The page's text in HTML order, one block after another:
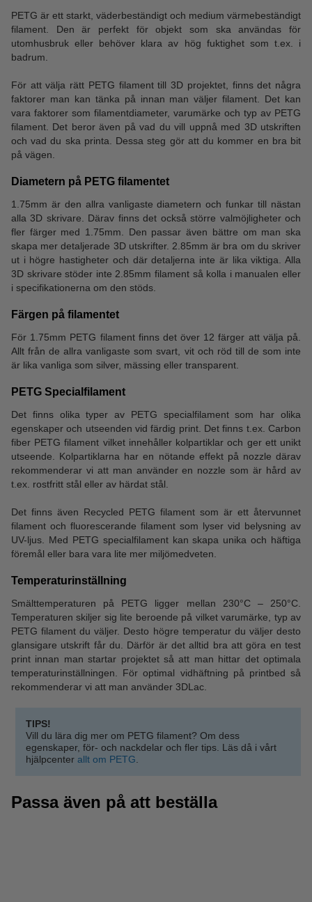
PETG är ett starkt, väderbeständigt och medium värmebeständigt
filament. Den är perfekt för objekt som ska användas för
utomhusbruk eller behöver klara av hög fuktighet som t.ex. i
badrum.
För att välja rätt PETG filament till 3D projektet, finns det några
faktorer man kan tänka på innan man väljer filament. Det kan
vara faktorer som filamentdiameter, varumärke och typ av PETG
filament. Det beror även på vad du vill uppnå med 3D utskriften
och vad du ska printa. Dessa steg gör att du kommer en bra bit
på vägen.
Diametern på PETG filamentet
1.75mm är den allra vanligaste diametern och funkar till nästan
alla 3D skrivare. Därav finns det också större valmöjligheter och
fler färger med 1.75mm. Den passar även bättre om man ska
skapa mer detaljerade 3D utskrifter. 2.85mm är bra om du skriver
ut i högre hastigheter och där detaljerna inte är lika viktiga. Alla
3D skrivare stöder inte 2.85mm filament så kolla i manualen eller
i specifikationerna om den stöds.
Färgen på filamentet
För 1.75mm PETG filament finns det över 12 färger att välja på.
Allt från de allra vanligaste som svart, vit och röd till de som inte
är lika vanliga som silver, mässing eller transparent.
PETG Specialfilament
Det finns olika typer av PETG specialfilament som har olika
egenskaper och utseenden vid färdig print. Det finns t.ex. Carbon
fiber PETG filament vilket innehåller kolpartiklar och ger ett unikt
utseende. Kolpartiklarna har en nötande effekt på nozzle därav
rekommenderar vi att man använder en nozzle som är hård av
t.ex. rostfritt stål eller av härdat stål.
Det finns även Recycled PETG filament som är ett återvunnet
filament och fluorescerande filament som lyser vid belysning av
UV-ljus. Med PETG specialfilament kan skapa unika och häftiga
föremål eller bara vara lite mer miljömedveten.
Temperaturinställning
Smälttemperaturen på PETG ligger mellan 230°C – 250°C.
Temperaturen skiljer sig lite beroende på vilket varumärke, typ av
PETG filament du väljer. Desto högre temperatur du väljer desto
glansigare utskrift får du. Därför är det alltid bra att göra en test
print innan man startar projektet så att man hittar det optimala
temperaturinställningen. För optimal vidhäftning på printbed så
rekommenderar vi att man använder 3DLac.
TIPS!
Vill du lära dig mer om PETG filament? Om dess
egenskaper, för- och nackdelar och fler tips. Läs då i vårt
hjälpcenter allt om PETG
Passa även på att beställa